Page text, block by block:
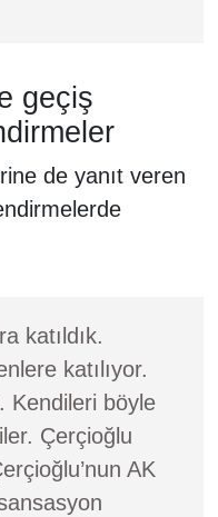
geçiş
de yanıt veren
katıldık.
katılıyor.
Kendileri böyle
Çerçioğlu
AK